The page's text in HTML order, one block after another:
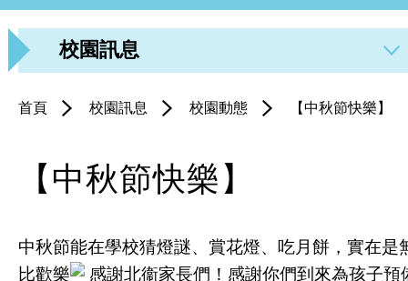
校園訊息
首頁 校園訊息 校園動態 【中秋節快樂】
【中秋節快樂】
中秋節能在學校猜燈謎、賞花燈、吃月餅，實在是
比歡樂
感謝北衞家長們！感謝你們到來為孩子預